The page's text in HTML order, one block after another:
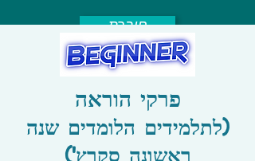
חוברת
סרטון
פרקי הוראה
(לתלמידים הלומדים שנה
ראשונה סקרץ')